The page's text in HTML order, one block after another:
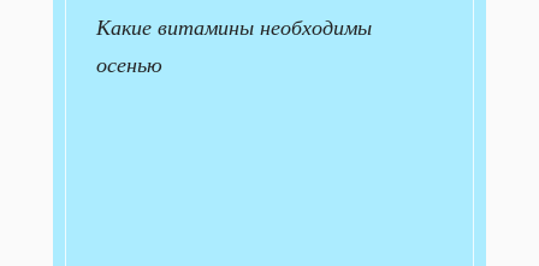
Какие витамины необходимы
осенью